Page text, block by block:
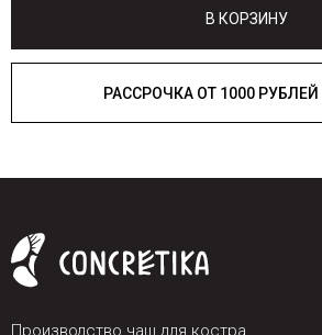
В КОРЗИНУ
Производство чаш для костра